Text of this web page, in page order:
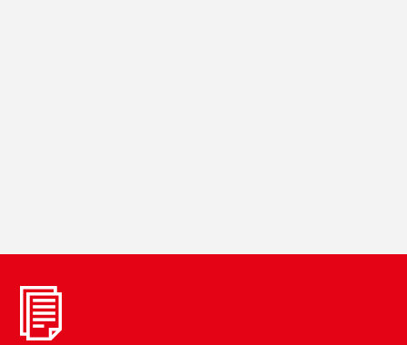
Verschiedene Informationen